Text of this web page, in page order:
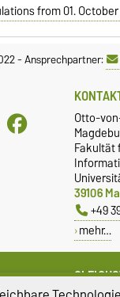
from 01. October
-Ansprechpartner:
Otto-
Fakultät
39106
+49
mehr…